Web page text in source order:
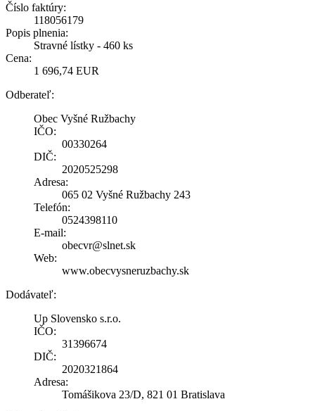
Číslo faktúry:
118056179
Popis plnenia:
Stravné lístky - 460 ks
Cena:
1 696,74 EUR
Odberateľ:
Obec Vyšné Ružbachy
IČO:
00330264
DIČ:
2020525298
Adresa:
065 02 Vyšné Ružbachy 243
Telefón:
0524398110
E-mail:
obecvr@slnet.sk
Web:
www.obecvysneruzbachy.sk
Dodávateľ:
Up Slovensko s.r.o.
IČO:
31396674
DIČ:
2020321864
Adresa:
Tomášikova 23/D, 821 01 Bratislava